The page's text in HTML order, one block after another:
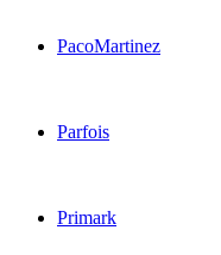
PacoMartinez
Parfois
Primark